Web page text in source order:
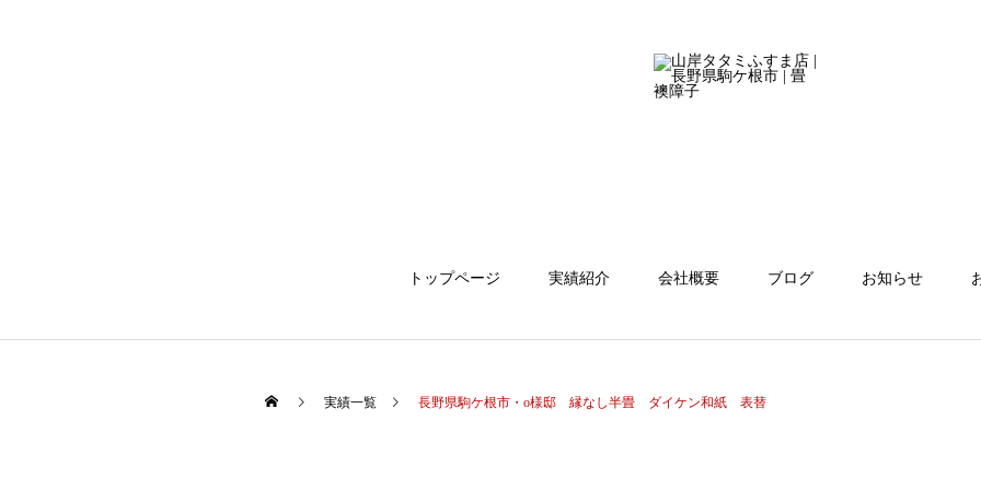
トップページ 実績紹介 会社概要 ブログ お知らせ
実績一覧 長野県駒ケ根市・o様邸 縁なし半畳 ダイケン和紙 表替